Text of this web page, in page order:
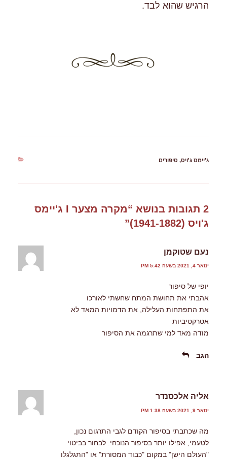
הרגיש שהוא לבד.
קטגוריות
ג'יימס ג'ויס, סיפורים
2 תגובות בנושא “מקרה מצער I ג'יימס
ג'ויס (1941-1882)”
נעם שטוקמן
ינואר 4, 2021 בשעה 5:42 PM
יופי של סיפור
אהבתי את תחושת המתח שחשתי לאורכו
את התפתחות העלילה, את הדמויות המאד לא
אטרקטיביות
מודה מאד למי שתרגמה את הסיפור
הגב
אליה אלכסנדר
ינואר 9, 2021 בשעה 1:38 PM
מה שכתבתי בסיפור הקודם לגבי התרגום נכון,
לטעמי, אפילו יותר בסיפור הנוכחי. לבחור בביטוי
"העולם הישן" במקום "כבוד המסורת" או "התגלגלו